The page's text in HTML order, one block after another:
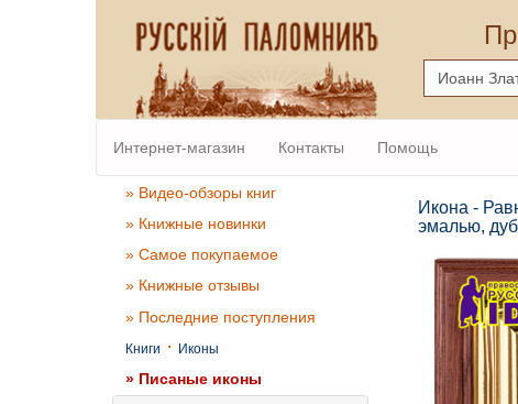
Интернет-магазин Контакты Помощь
» Видео-обзоры книг
» Книжные новинки
» Самое покупаемое
» Книжные отзывы
» Последние поступления
Книги · Иконы
» Писаные иконы
Икона -
эмалью,